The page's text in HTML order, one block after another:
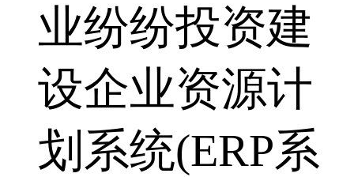
业纷纷投资建
设企业资源计
划系统(ERP系